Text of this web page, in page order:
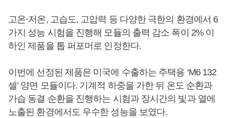
고온·저온, 고습도, 고압력 등 다양한 극한의 환경에서 6
가지 성능 시험을 진행해 모듈의 출력 감소 폭이 2% 이
하인 제품을 톱 퍼포머로 인정한다.
이번에 선정된 제품은 미국에 수출하는 주택용 ‘M6 132
셀’ 양면 모듈이다. 기계적 하중을 가한 뒤 온도 순환과
가습 동결 순환을 진행하는 시험과 장시간의 빛과 열에
노출된 환경에서도 우수한 성능을 보였다.